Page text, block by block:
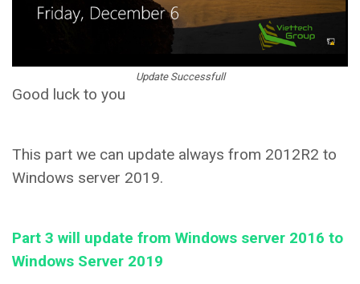
Update Successfull
Good luck to you
This part we can update always from 2012R2 to
Windows server 2019.
Part 3 will update from Windows server 2016 to
Windows Server 2019